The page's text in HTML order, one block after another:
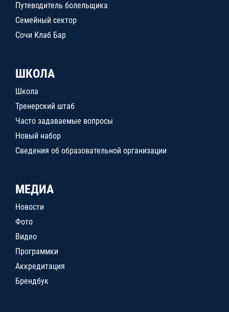
Путеводитель болельщика
Семейный сектор
Сочи Клаб Бар
ШКОЛА
Школа
Тренерский штаб
Часто задаваемые вопросы
Новый набор
Сведения об образовательной организации
МЕДИА
Новости
Фото
Видео
Программки
Аккредитация
Брендбук